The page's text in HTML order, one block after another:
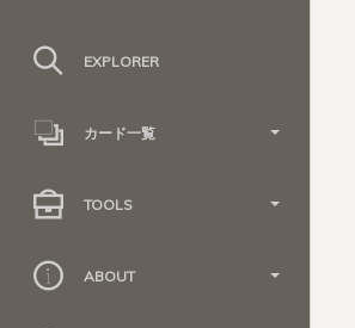
EXPLORER
カード一覧
TOOLS
ABOUT